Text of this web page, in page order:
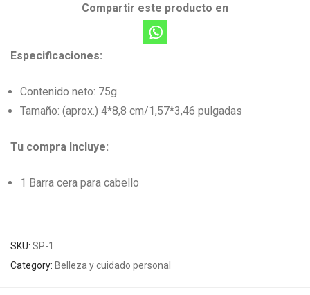
Compartir este producto en
Especificaciones:
Contenido neto: 75g
Tamaño: (aprox.) 4*8,8 cm/1,57*3,46 pulgadas
Tu compra Incluye:
1 Barra cera para cabello
SKU: SP-1
Category: Belleza y cuidado personal